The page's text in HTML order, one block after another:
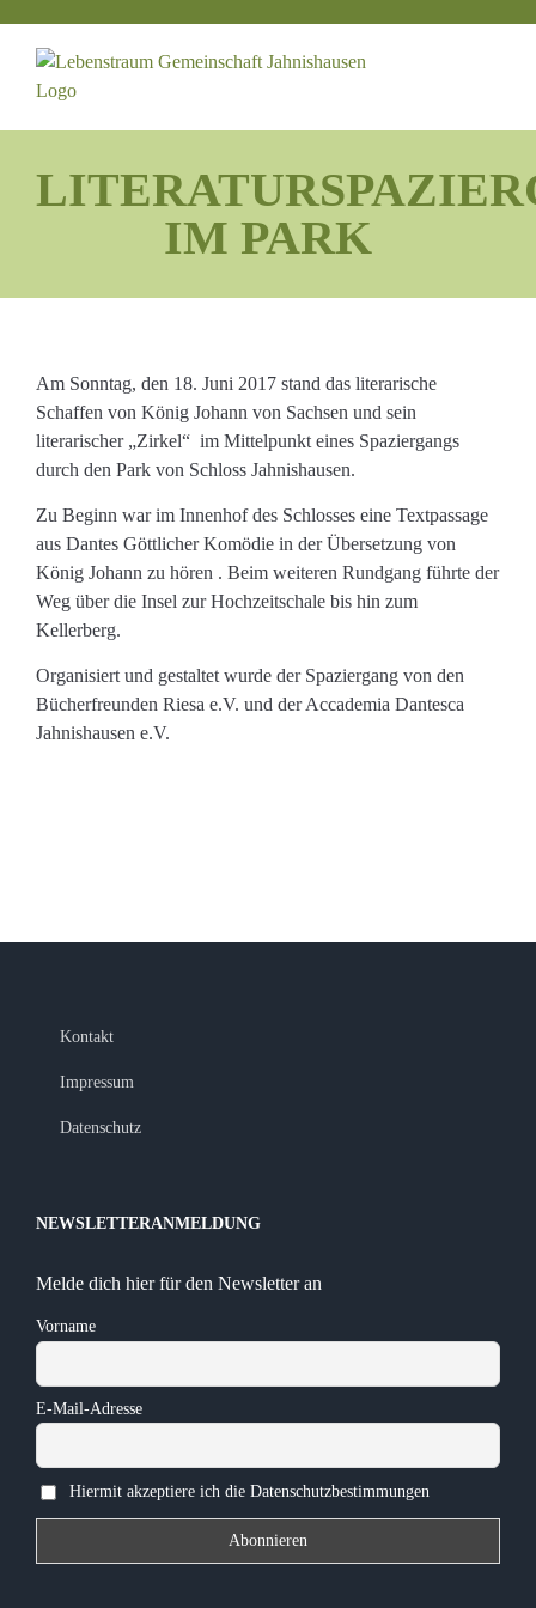
springen
IM PARK
Am Sonntag, den 18. Juni 2017 stand das literarische
Schaffen von König Johann von Sachsen und sein
literarischer „Zirkel“ im Mittelpunkt eines Spaziergangs
durch den Park von Schloss Jahnishausen.
Zu Beginn war im Innenhof des Schlosses eine Textpassage
aus Dantes Göttlicher Komödie in der Übersetzung von
König Johann zu hören . Beim weiteren Rundgang führte der
Weg über die Insel zur Hochzeitschale bis hin zum
Kellerberg.
Organisiert und gestaltet wurde der Spaziergang von den
Bücherfreunden Riesa e.V. und der Accademia Dantesca
Jahnishausen e.V.
Kontakt
Impressum
Datenschutz
NEWSLETTERANMELDUNG
Melde dich hier für den Newsletter an
Vorname
E-Mail-Adresse
Hiermit akzeptiere ich die Datenschutzbestimmungen